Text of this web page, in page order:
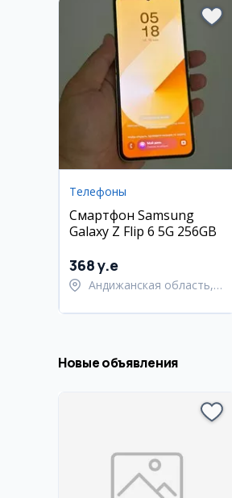
Телефоны
Смартфон Samsung
Galaxy Z Flip 6 5G 256GB
368 y.e
Андижанская область,
Новые объявления